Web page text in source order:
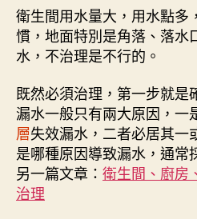
衛生間用水量大，用水點多
慣，地面特別是角落、落水
水，不治理是不行的。
既然必須治理，第一步就是
漏水一般只有兩大原因，一
層失效漏水，二者必居其一
是哪種原因導致漏水，通常
另一篇文章： 衛生間、廚房
治理